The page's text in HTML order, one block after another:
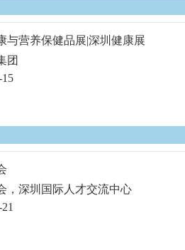
与营养保健品展|深圳健康展
团
，深圳国际人才交流中心